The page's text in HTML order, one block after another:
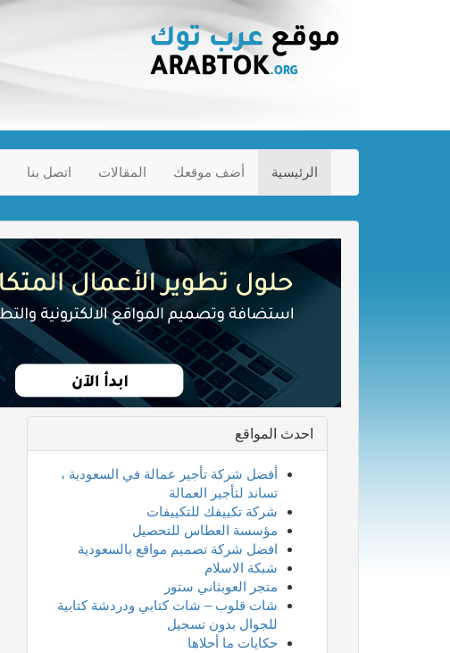
الرئيسية أضف موقعك المقالات اتصل بنا
احدث المواقع
أفضل شركة تأجير عمالة في السعودية ،
تساند لتأجير العمالة
شركة تكييفك للتكييفات
مؤسسة العطاس للتحصيل
افضل شركة تصميم مواقع بالسعودية
شبكة الاسلام
متجر العوبثاني ستور
شات قلوب – شات كتابي ودردشة كتابية
للجوال بدون تسجيل
حكايات ما أحلاها